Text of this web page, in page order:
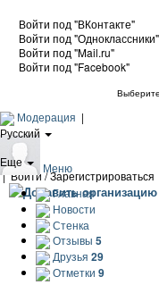
Войти под "ВКонтакте"
Войти под "Одноклассники"
Войти под "Mail.ru"
Войти под "Facebook"
Модерация |
Русский
Еще
| Войти / Зарегистрироваться
Добавить организацию
Меню
Главная
Новости
Стенка
Отзывы 5
Друзья 29
Отметки 9